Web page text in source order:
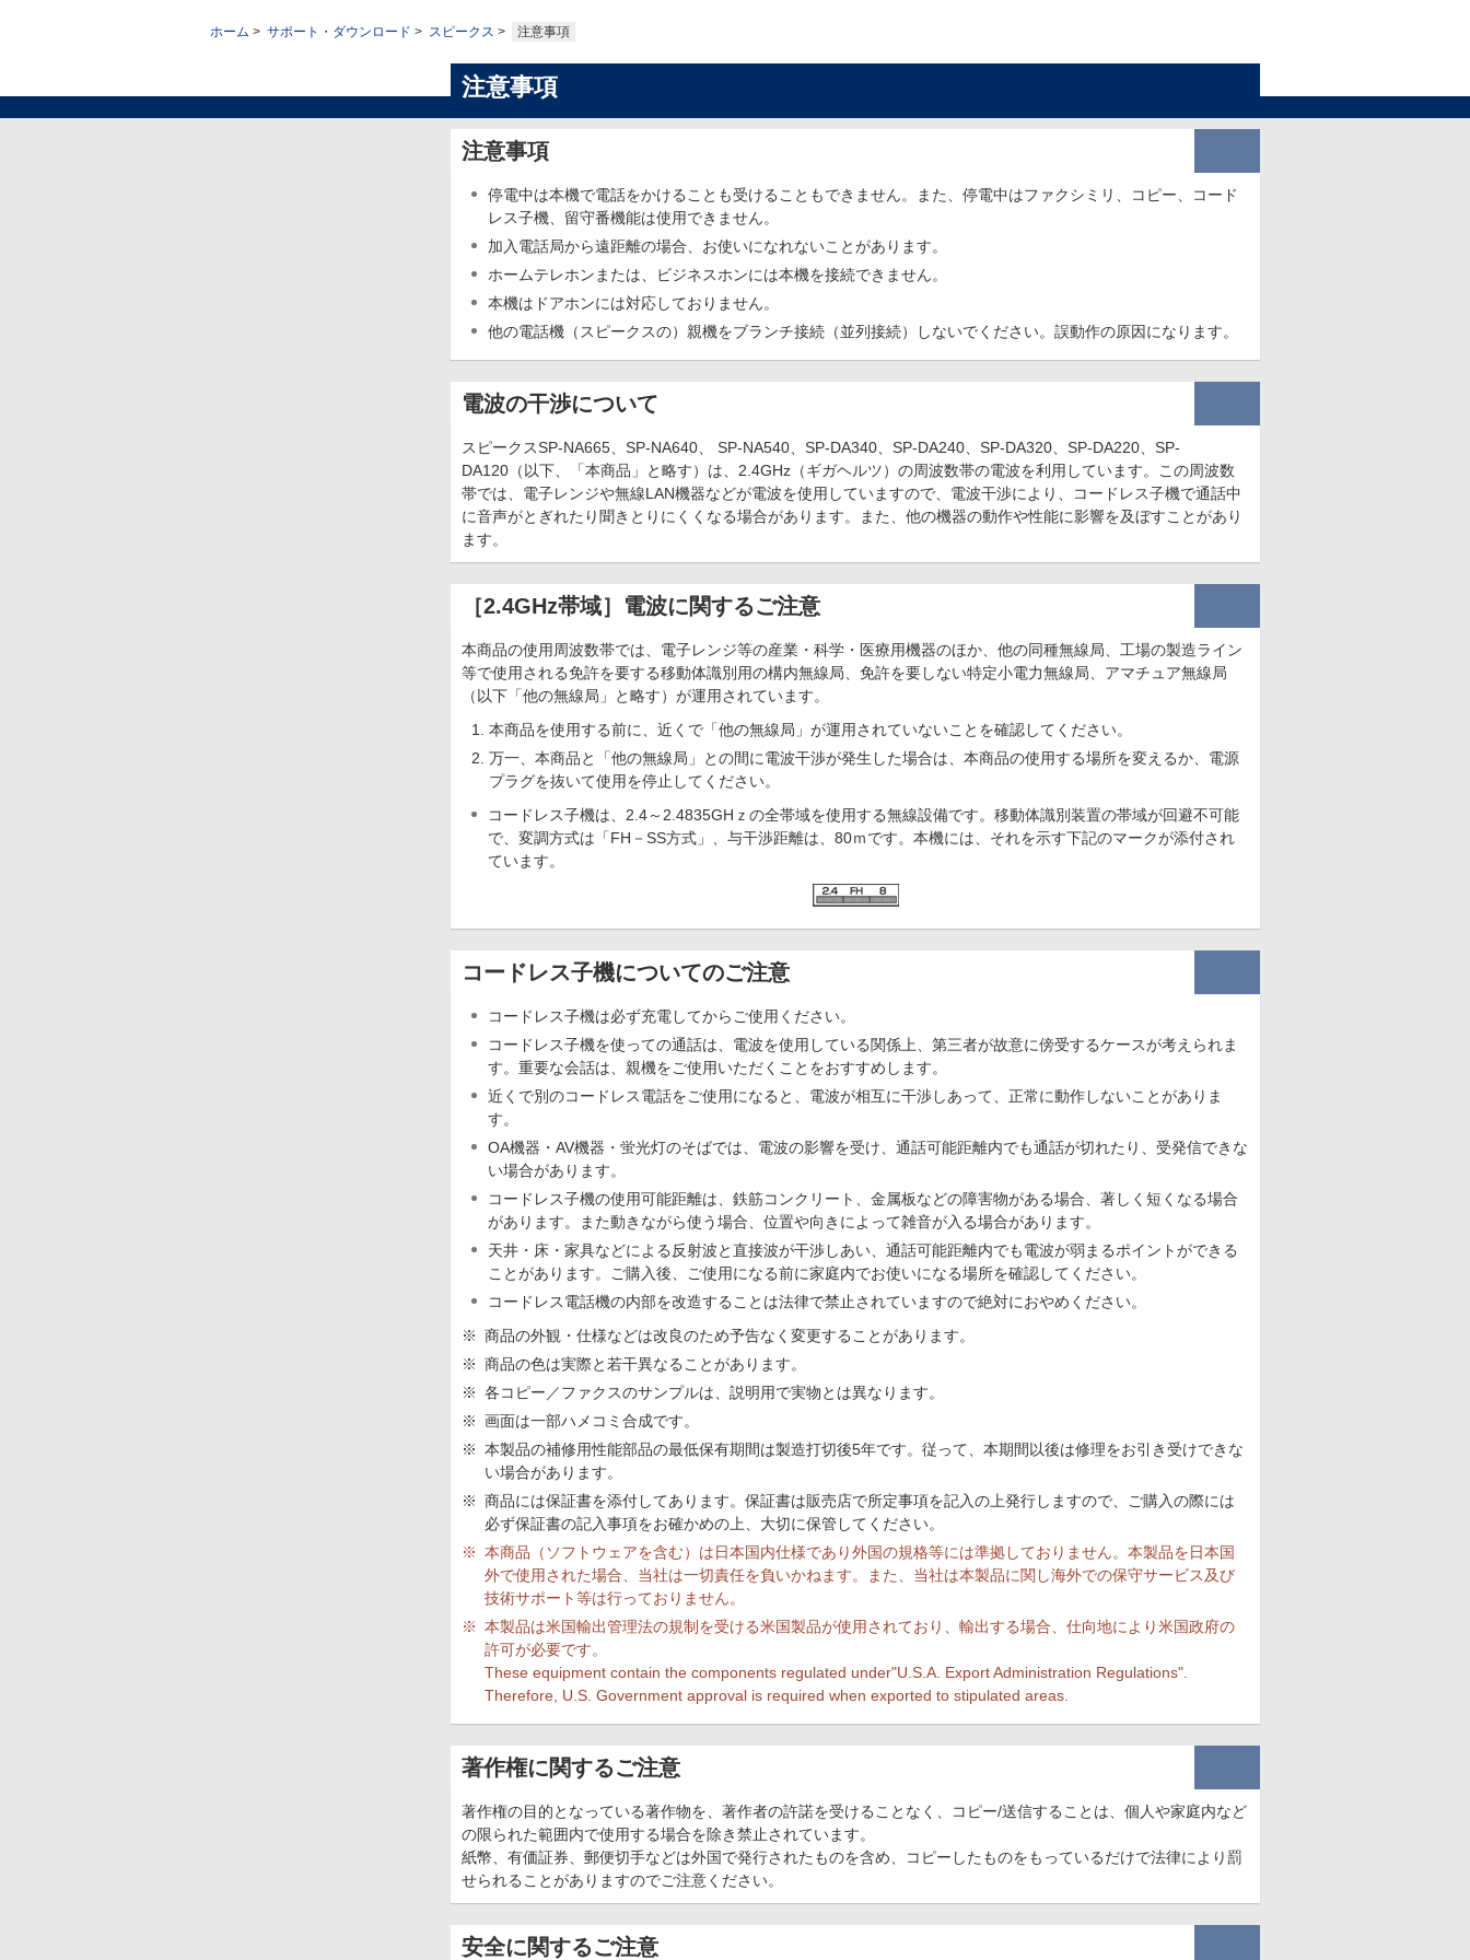
ホーム サポート・ダウンロード スピークス 注意事項
注意事項
注意事項
停電中は本機で電話をかけることも受けることもできません。また、停電中はファクシミリ、コピー、コード
レス子機、留守番機能は使用できません。
加入電話局から遠距離の場合、お使いになれないことがあります。
ホームテレホンまたは、ビジネスホンには本機を接続できません。
本機はドアホンには対応しておりません。
他の電話機（スピークスの）親機をブランチ接続（並列接続）しないでください。誤動作の原因になります。
電波の干渉について
スピークスSP-NA665、SP-NA640、 SP-NA540、SP-DA340、SP-DA240、SP-DA320、SP-DA220、SP-
DA120（以下、「本商品」と略す）は、2.4GHz（ギガヘルツ）の周波数帯の電波を利用しています。この周波数
帯では、電子レンジや無線LAN機器などが電波を使用していますので、電波干渉により、コードレス子機で通話中
に音声がとぎれたり聞きとりにくくなる場合があります。また、他の機器の動作や性能に影響を及ぼすことがあり
ます。
［2.4GHz帯域］電波に関するご注意
本商品の使用周波数帯では、電子レンジ等の産業・科学・医療用機器のほか、他の同種無線局、工場の製造ライン
等で使用される免許を要する移動体識別用の構内無線局、免許を要しない特定小電力無線局、アマチュア無線局
（以下「他の無線局」と略す）が運用されています。
本商品を使用する前に、近くで「他の無線局」が運用されていないことを確認してください。
万一、本商品と「他の無線局」との間に電波干渉が発生した場合は、本商品の使用する場所を変えるか、電源
プラグを抜いて使用を停止してください。
コードレス子機は、2.4～2.4835GHｚの全帯域を使用する無線設備です。移動体識別装置の帯域が回避不可能
で、変調方式は「FH－SS方式」、与干渉距離は、80ｍです。本機には、それを示す下記のマークが添付され
ています。
コードレス子機についてのご注意
コードレス子機は必ず充電してからご使用ください。
コードレス子機を使っての通話は、電波を使用している関係上、第三者が故意に傍受するケースが考えられま
す。重要な会話は、親機をご使用いただくことをおすすめします。
近くで別のコードレス電話をご使用になると、電波が相互に干渉しあって、正常に動作しないことがありま
す。
OA機器・AV機器・蛍光灯のそばでは、電波の影響を受け、通話可能距離内でも通話が切れたり、受発信できな
い場合があります。
コードレス子機の使用可能距離は、鉄筋コンクリート、金属板などの障害物がある場合、著しく短くなる場合
があります。また動きながら使う場合、位置や向きによって雑音が入る場合があります。
天井・床・家具などによる反射波と直接波が干渉しあい、通話可能距離内でも電波が弱まるポイントができる
ことがあります。ご購入後、ご使用になる前に家庭内でお使いになる場所を確認してください。
コードレス電話機の内部を改造することは法律で禁止されていますので絶対におやめください。
※ 商品の外観・仕様などは改良のため予告なく変更することがあります。
※ 商品の色は実際と若干異なることがあります。
※ 各コピー／ファクスのサンプルは、説明用で実物とは異なります。
※ 画面は一部ハメコミ合成です。
※ 本製品の補修用性能部品の最低保有期間は製造打切後5年です。従って、本期間以後は修理をお引き受けできな
い場合があります。
※ 商品には保証書を添付してあります。保証書は販売店で所定事項を記入の上発行しますので、ご購入の際には
必ず保証書の記入事項をお確かめの上、大切に保管してください。
※ 本商品（ソフトウェアを含む）は日本国内仕様であり外国の規格等には準拠しておりません。本製品を日本国
外で使用された場合、当社は一切責任を負いかねます。また、当社は本製品に関し海外での保守サービス及び
技術サポート等は行っておりません。
※ 本製品は米国輸出管理法の規制を受ける米国製品が使用されており、輸出する場合、仕向地により米国政府の
許可が必要です。
These equipment contain the components regulated under"U.S.A. Export Administration Regulations".
Therefore, U.S. Government approval is required when exported to stipulated areas.
著作権に関するご注意
著作権の目的となっている著作物を、著作者の許諾を受けることなく、コピー/送信することは、個人や家庭内など
の限られた範囲内で使用する場合を除き禁止されています。
紙幣、有価証券、郵便切手などは外国で発行されたものを含め、コピーしたものをもっているだけで法律により罰
せられることがありますのでご注意ください。
安全に関するご注意